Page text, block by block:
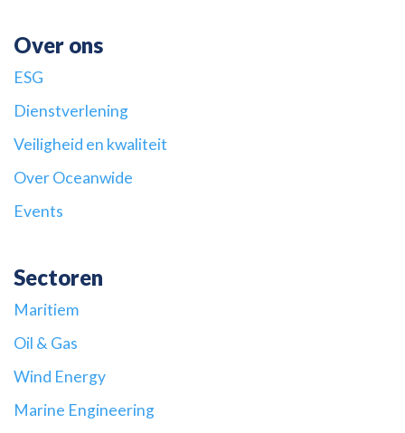
Over ons
ESG
Dienstverlening
Veiligheid en kwaliteit
Over Oceanwide
Events
Sectoren
Maritiem
Oil & Gas
Wind Energy
Marine Engineering